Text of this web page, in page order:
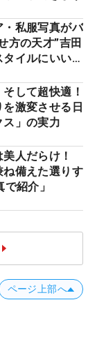
・私服写真がバ
方の天才”吉田
イルにいい
して超快適！
激変させる日
ス」の実力
人だらけ！
ね備えた選りす
紹介」
ページ上部へ